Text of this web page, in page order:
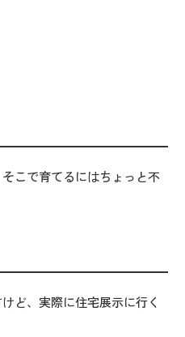
こで育てるにはちょっと不
ど、実際に住宅展示に行く